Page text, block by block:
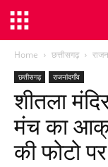
Home छत्तीसगढ़
छत्तीसगढ़ राजनांदगाँव
शीतला
मंच का
की फोटो